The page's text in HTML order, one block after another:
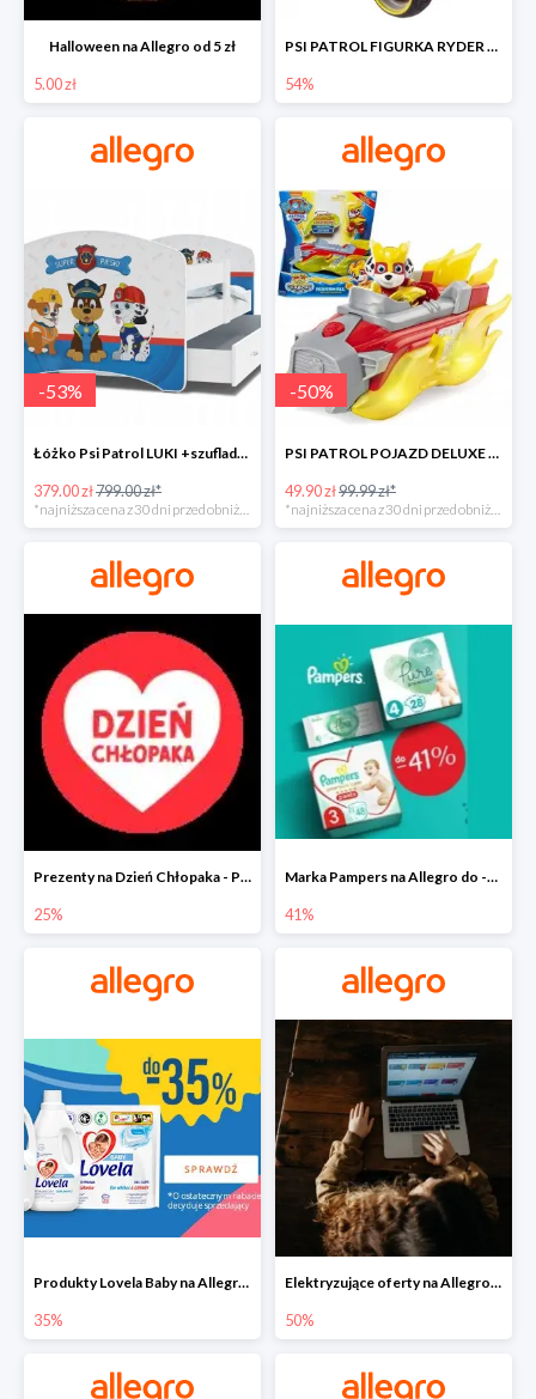
Halloween na Allegro od 5 zł
5.00 zł
PSI PATROL FIGURKA RYDER + QUAD POJAZD RATUNKOWY -54%
54%
-53%
Łóżko Psi Patrol LUKI +szuflada+materac+grafika -52%
379.00 zł799.00 zł*
-50%
PSI PATROL POJAZD DELUXE FIGURKA MARSHALL MIGHTY -50%
49.90 zł99.99 zł*
Prezenty na Dzień Chłopaka - Produkty SOXO do -25%
25%
Marka Pampers na Allegro do -41%
41%
Produkty Lovela Baby na Allegro do -35%
35%
Elektryzujące oferty na Allegro do -50%
50%